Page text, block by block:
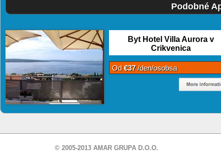
Podobné
Byt Hotel Villa Aurora v
Crikvenica
Od€37/den/osobsa
© 2005-2013 AMAR GRUPA D.O.O.